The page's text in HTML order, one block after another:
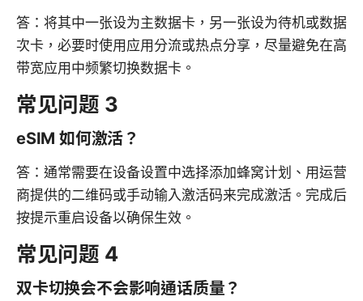
答：将其中一张设为主数据卡，另一张设为待机或数据
次卡，必要时使用应用分流或热点分享，尽量避免在高
带宽应用中频繁切换数据卡。
常见问题 3
eSIM 如何激活？
答：通常需要在设备设置中选择添加蜂窝计划、用运营
商提供的二维码或手动输入激活码来完成激活。完成后
按提示重启设备以确保生效。
常见问题 4
双卡切换会不会影响通话质量？